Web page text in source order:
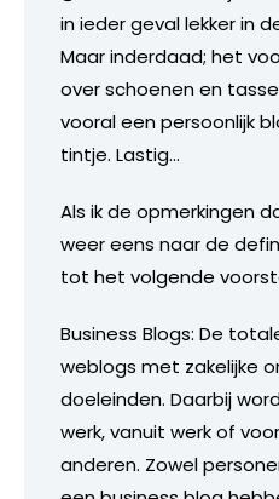
in ieder geval lekker in
Maar inderdaad; het
over schoenen en
vooral een persoonlijk
tintje. Lastig…
Als ik de opmerkingen
weer eens naar de
tot het volgende
Business Blogs: De
weblogs met zakelijke
doeleinden. Daarbij
werk, vanuit werk of
anderen. Zowel